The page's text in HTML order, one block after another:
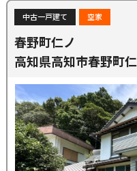
中古一戸建て 空家
春野町仁ノ
高知県高知市春野町